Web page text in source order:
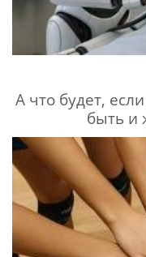
А что будет,
быть и